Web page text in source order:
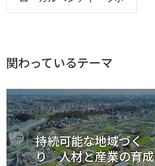
関わっているテーマ
持続可能な地域づく
り 人材と産業の育成